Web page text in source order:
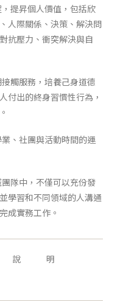
提昇個人價值，包括欣
人際關係、決策、解決問
抗壓力、衝突解決與自
觸服務，培養己身道德
付出的終身習慣性行為，
、社團與活動時間的運
隊中，不僅可以充份發
學習和不同領域的人溝通
成實務工作。
說 明